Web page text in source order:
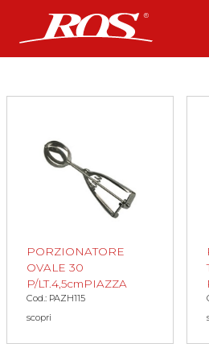
PORZIONATORE
OVALE 30
P/LT.4,5cmPIAZZA
Cod.: PAZH115
scopri